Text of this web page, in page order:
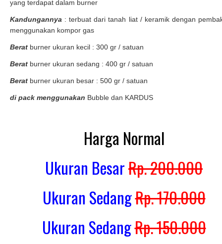
yang terdapat dalam burner
Kandungannya : terbuat dari tanah liat / keramik dengan
menggunakan kompor gas
Berat burner ukuran kecil : 300 gr / satuan
Berat burner ukuran sedang : 400 gr / satuan
Berat burner ukuran besar : 500 gr / satuan
di pack menggunakan Bubble dan KARDUS
Harga Normal
Ukuran BesarRp. 200.000
Ukuran SedangRp. 170.000
Ukuran SedangRp. 150.000